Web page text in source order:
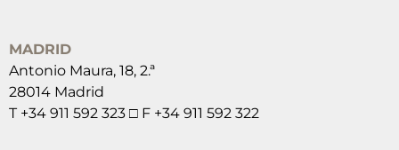
MADRID
Antonio Maura, 18, 2.ª
28014 Madrid
T +34 911 592 323 □ F +34 911 592 322